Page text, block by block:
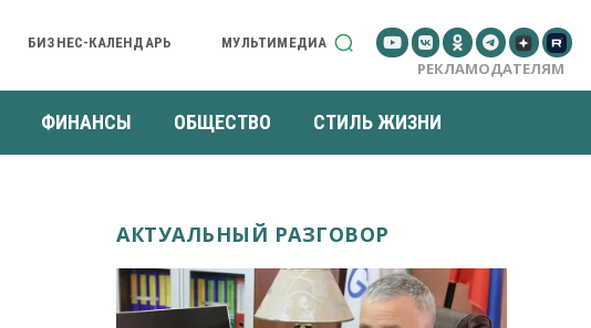
БИЗНЕС-КАЛЕНДАРЬ МУЛЬТИМЕДИА
РЕКЛАМОДАТЕЛЯМ
ФИНАНСЫ ОБЩЕСТВО СТИЛЬ ЖИЗНИ
АКТУАЛЬНЫЙ РАЗГОВОР